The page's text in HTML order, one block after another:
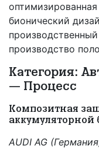
бионический
производство
Категория:
— Процесс
Композитная
аккумуляторной
AUDI AG